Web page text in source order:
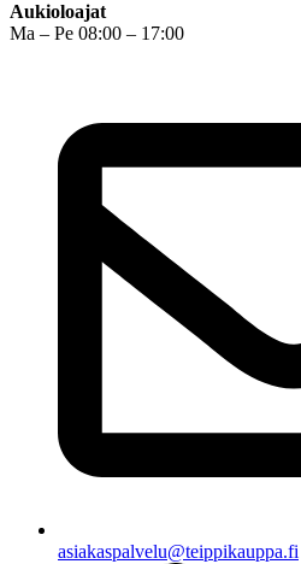
Aukioloajat
Ma – Pe 08:00 – 17:00
asiakaspalvelu@teippikauppa.fi